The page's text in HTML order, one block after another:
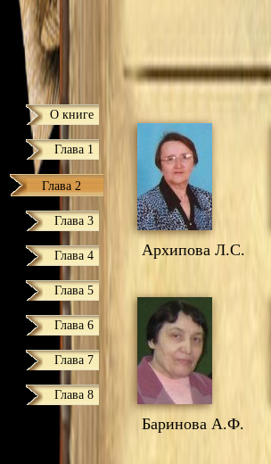
О книге
Глава 1
Глава 2
Глава 3
Глава 4
Глава 5
Глава 6
Глава 7
Глава 8
Архипова Л.С.
Баринова А.Ф.